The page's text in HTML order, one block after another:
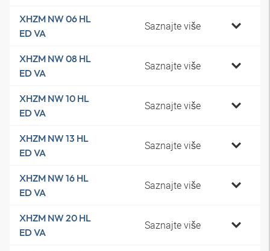
XHZM NW 06 HL
ED VA
Saznajte više
XHZM NW 08 HL
ED VA
Saznajte više
XHZM NW 10 HL
ED VA
Saznajte više
XHZM NW 13 HL
ED VA
Saznajte više
XHZM NW 16 HL
ED VA
Saznajte više
XHZM NW 20 HL
ED VA
Saznajte više